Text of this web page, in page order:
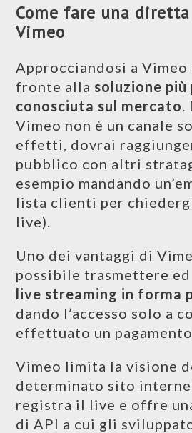
Come fare una
Vimeo
Approcciandosi a
fronte alla soluzione
conosciuta sul mercato.
Vimeo non è un canale
effetti, dovrai
pubblico con altri
esempio mandando
lista clienti per
live).
Uno dei vantaggi di
possibile trasmettere ed
live streaming in forma
dando l’accesso solo a
effettuato un
Vimeo limita la visione
determinato sito
registra il live e offre
di API a cui gli